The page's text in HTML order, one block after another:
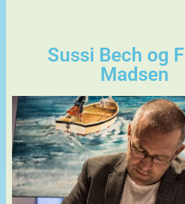
Sussi Bech og
Madsen